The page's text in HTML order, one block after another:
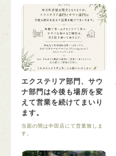
エクステリア部門、サウ
ナ部門は今後も場所を変
えて営業を続けてまいり
ます。
当面の間は中田店にて営業致しま
す。